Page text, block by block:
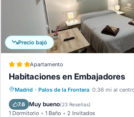
Precio bajó
Apartamento
Habitaciones en Embajadores
Madrid · Palos de la Frontera 0.36 mi al
7.6 Muy bueno(23 Reseñas)
1 Dormitorio 1 Baño 2 Invitados
Cocina Internet
Apto
Lavandería